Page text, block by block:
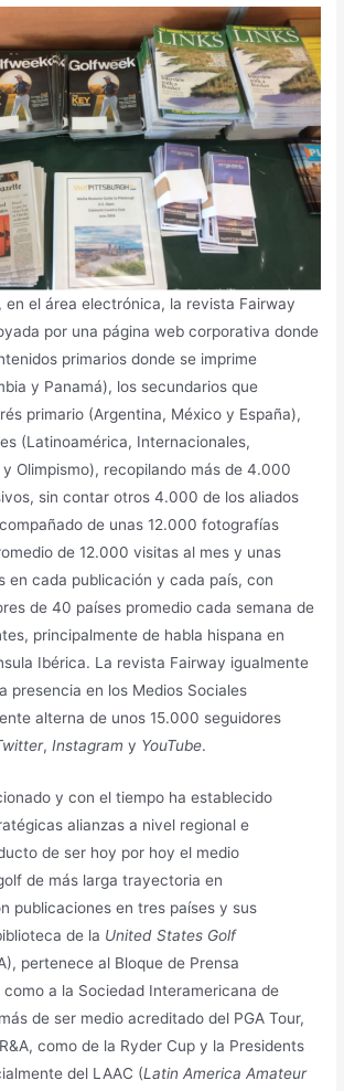
en el área electrónica, la revista Fairway
por una página web corporativa donde
primarios donde se imprime
y Panamá), los secundarios que
primario (Argentina, México y España),
(Latinoamérica, Internacionales,
Olimpismo), recopilando más de 4.000
sin contar otros 4.000 de los aliados
de unas 12.000 fotografías
de 12.000 visitas al mes y unas
en cada publicación y cada país, con
de 40 países promedio cada semana de
principalmente de habla hispana en
Ibérica. La revista Fairway igualmente
presencia en los Medios Sociales
alterna de unos 15.000 seguidores
,Instagram y YouTube.
y con el tiempo ha establecido
alianzas a nivel regional e
de ser hoy por hoy el medio
de más larga trayectoria en
publicaciones en tres países y sus
de la United States Golf
pertenece al Bloque de Prensa
como a la Sociedad Interamericana de
de ser medio acreditado del PGA Tour,
como de la Ryder Cup y la Presidents
del LAAC (Latin America Amateur